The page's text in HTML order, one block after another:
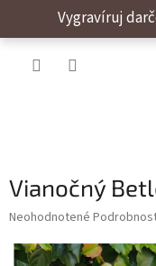
Prejsť na obsah
Vygravíruj
Vianočný
Priemerné hodnotenie
Neohodnotené